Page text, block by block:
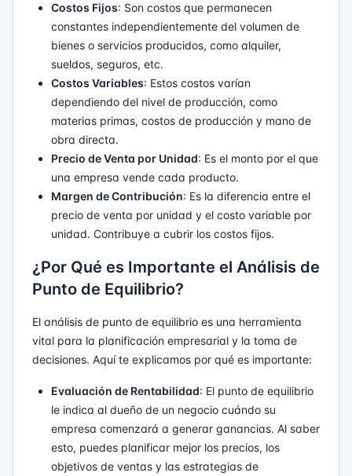
Costos Fijos: Son costos que permanecen
constantes independientemente del volumen de
bienes o servicios producidos, como alquiler,
sueldos, seguros, etc.
Costos Variables: Estos costos varían
dependiendo del nivel de producción, como
materias primas, costos de producción y mano de
obra directa.
Precio de Venta por Unidad: Es el monto por el que
una empresa vende cada producto.
Margen de Contribución: Es la diferencia entre el
precio de venta por unidad y el costo variable por
unidad. Contribuye a cubrir los costos fijos.
¿Por Qué es Importante el Análisis de
Punto de Equilibrio?
El análisis de punto de equilibrio es una herramienta
vital para la planificación empresarial y la toma de
decisiones. Aquí te explicamos por qué es importante:
Evaluación de Rentabilidad: El punto de equilibrio
le indica al dueño de un negocio cuándo su
empresa comenzará a generar ganancias. Al saber
esto, puedes planificar mejor los precios, los
objetivos de ventas y las estrategias de